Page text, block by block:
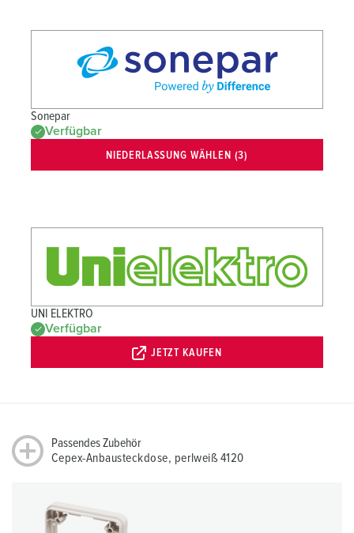
Sonepar
Verfügbar
NIEDERLASSUNG WÄHLEN (3)
UNI ELEKTRO
Verfügbar
JETZT KAUFEN
Passendes Zubehör
Cepex-Anbausteckdose, perlweiß 4120